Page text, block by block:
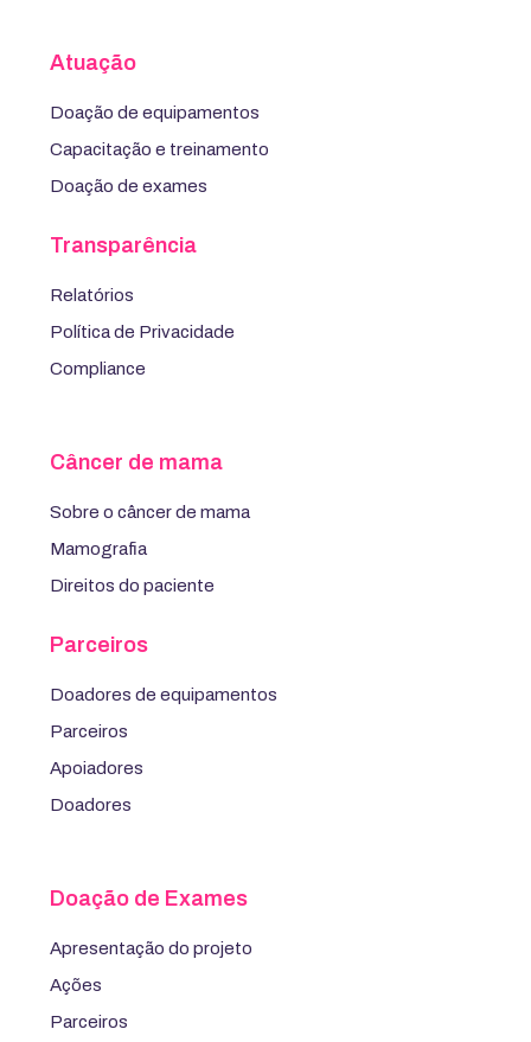
Atuação
Doação de equipamentos
Capacitação e treinamento
Doação de exames
Transparência
Relatórios
Política de Privacidade
Compliance
Câncer de mama
Sobre o câncer de mama
Mamografia
Direitos do paciente
Parceiros
Doadores de equipamentos
Parceiros
Apoiadores
Doadores
Doação de Exames
Apresentação do projeto
Ações
Parceiros